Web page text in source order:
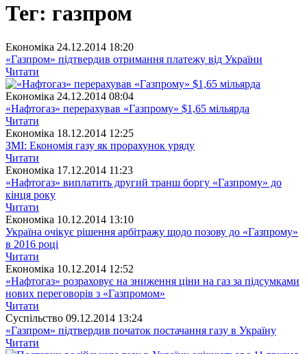
Тег: газпром
Економіка 24.12.2014 18:20
«Газпром» підтвердив отримання платежу від України
Читати
Економіка 24.12.2014 08:04
«Нафтогаз» перерахував «Газпрому» $1,65 мільярда
Читати
Економіка 18.12.2014 12:25
ЗМІ: Економія газу як прорахунок уряду
Читати
Економіка 17.12.2014 11:23
«Нафтогаз» виплатить другий транш боргу «Газпрому» до
кінця року
Читати
Економіка 10.12.2014 13:10
Україна очікує рішення арбітражу щодо позову до «Газпрому»
в 2016 році
Читати
Економіка 10.12.2014 12:52
«Нафтогаз» розраховує на зниження ціни на газ за підсумками
нових переговорів з «Газпромом»
Читати
Суспiльство 09.12.2014 13:24
«Газпром» підтвердив початок постачання газу в Україну
Читати